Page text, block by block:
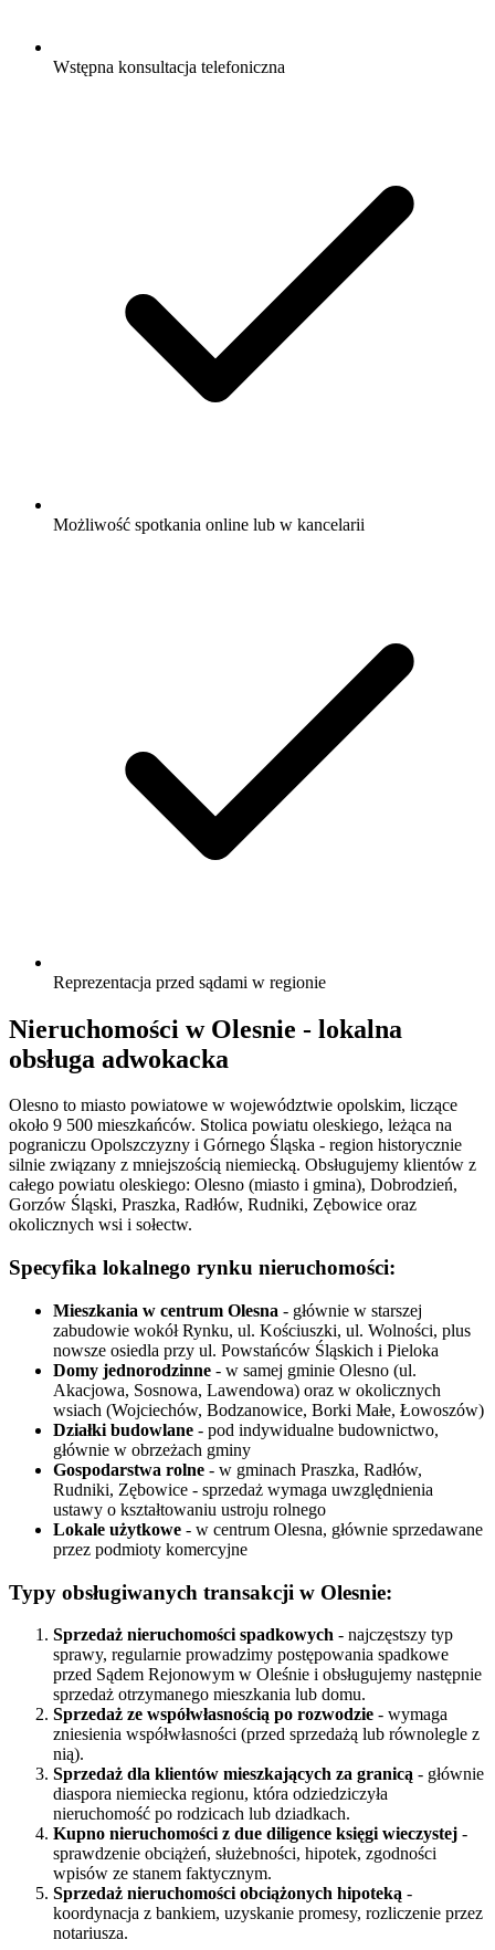
Wstępna konsultacja telefoniczna
Możliwość spotkania online lub w kancelarii
Reprezentacja przed sądami w regionie
Nieruchomości w Olesnie - lokalna
obsługa adwokacka
Olesno to miasto powiatowe w województwie opolskim, liczące
około 9 500 mieszkańców. Stolica powiatu oleskiego, leżąca na
pograniczu Opolszczyzny i Górnego Śląska - region historycznie
silnie związany z mniejszością niemiecką. Obsługujemy klientów z
całego powiatu oleskiego: Olesno (miasto i gmina), Dobrodzień,
Gorzów Śląski, Praszka, Radłów, Rudniki, Zębowice oraz
okolicznych wsi i sołectw.
Specyfika lokalnego rynku nieruchomości:
Mieszkania w centrum Olesna - głównie w starszej
zabudowie wokół Rynku, ul. Kościuszki, ul. Wolności, plus
nowsze osiedla przy ul. Powstańców Śląskich i Pieloka
Domy jednorodzinne - w samej gminie Olesno (ul.
Akacjowa, Sosnowa, Lawendowa) oraz w okolicznych
wsiach (Wojciechów, Bodzanowice, Borki Małe, Łowoszów)
Działki budowlane - pod indywidualne budownictwo,
głównie w obrzeżach gminy
Gospodarstwa rolne - w gminach Praszka, Radłów,
Rudniki, Zębowice - sprzedaż wymaga uwzględnienia
ustawy o kształtowaniu ustroju rolnego
Lokale użytkowe - w centrum Olesna, głównie sprzedawane
przez podmioty komercyjne
Typy obsługiwanych transakcji w Olesnie:
Sprzedaż nieruchomości spadkowych - najczęstszy typ
sprawy, regularnie prowadzimy postępowania spadkowe
przed Sądem Rejonowym w Oleśnie i obsługujemy następnie
sprzedaż otrzymanego mieszkania lub domu.
Sprzedaż ze współwłasnością po rozwodzie - wymaga
zniesienia współwłasności (przed sprzedażą lub równolegle z
nią).
Sprzedaż dla klientów mieszkających za granicą - głównie
diaspora niemiecka regionu, która odziedziczyła
nieruchomość po rodzicach lub dziadkach.
Kupno nieruchomości z due diligence księgi wieczystej -
sprawdzenie obciążeń, służebności, hipotek, zgodności
wpisów ze stanem faktycznym.
Sprzedaż nieruchomości obciążonych hipoteką -
koordynacja z bankiem, uzyskanie promesy, rozliczenie przez
notariusza.